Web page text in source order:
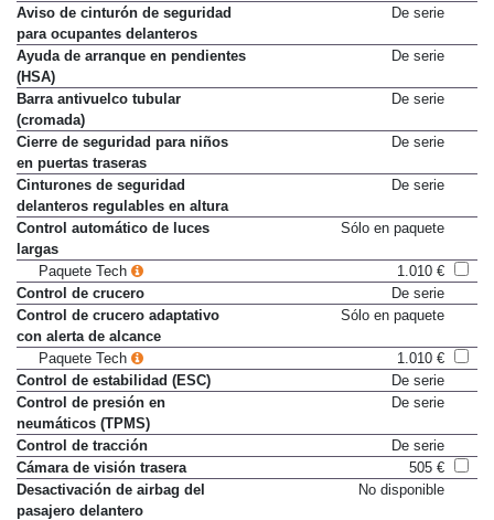
Aviso de cinturón de seguridad
para ocupantes delanteros
De serie
Ayuda de arranque en pendientes
(HSA)
De serie
Barra antivuelco tubular
(cromada)
De serie
Cierre de seguridad para niños
en puertas traseras
De serie
Cinturones de seguridad
delanteros regulables en altura
De serie
Control automático de luces
largas
Sólo en paquete
Paquete Tech
1.010 €
Control de crucero
De serie
Control de crucero adaptativo
con alerta de alcance
Sólo en paquete
Paquete Tech
1.010 €
Control de estabilidad (ESC)
De serie
Control de presión en
neumáticos (TPMS)
De serie
Control de tracción
De serie
Cámara de visión trasera
505 €
Desactivación de airbag del
pasajero delantero
No disponible